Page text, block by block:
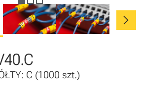
chevron_right
C (1000 szt.)